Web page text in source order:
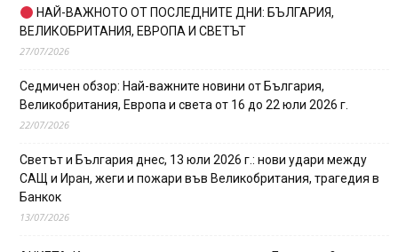
НАЙ-ВАЖНОТО ОТ ПОСЛЕДНИТЕ ДНИ: БЪЛГАРИЯ,
ВЕЛИКОБРИТАНИЯ, ЕВРОПА И СВЕТЪТ
27/07/2026
Седмичен обзор: Най-важните новини от България,
Великобритания, Европа и света от 16 до 22 юли 2026 г.
22/07/2026
Светът и България днес, 13 юли 2026 г.: нови удари между
САЩ и Иран, жеги и пожари във Великобритания, трагедия в
Банкок
13/07/2026